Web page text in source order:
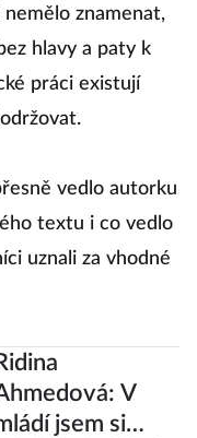
znamenat,
hlavy a paty k
práci existují
vedlo autorku
textu i co vedlo
uznali za vhodné
V
jsem si